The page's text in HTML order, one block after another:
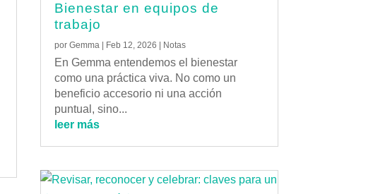
Bienestar en equipos de
trabajo
por Gemma| Feb 12, 2026 Notas
En Gemma entendemos el bienestar
como una práctica viva. No como un
beneficio accesorio ni una acción
puntual, sino...
leer más